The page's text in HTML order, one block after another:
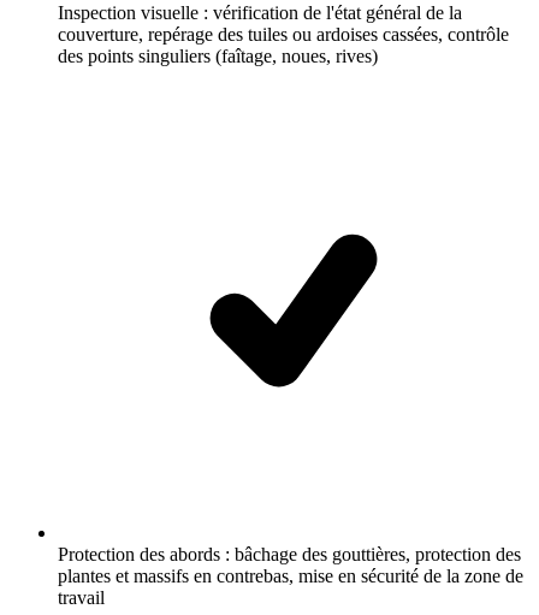
Inspection visuelle : vérification de l'état général de la
couverture, repérage des tuiles ou ardoises cassées, contrôle
des points singuliers (faîtage, noues, rives)
Protection des abords : bâchage des gouttières, protection des
plantes et massifs en contrebas, mise en sécurité de la zone de
travail